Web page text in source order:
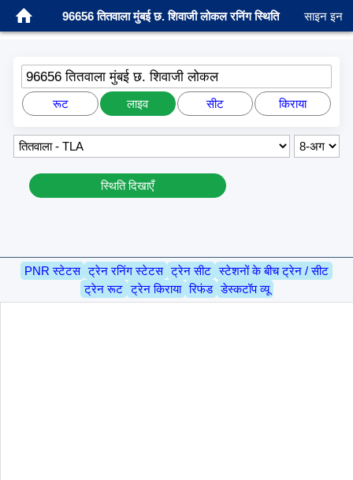
96656 तितवाला मुंबई छ. शिवाजी लोकल रनिंग स्थिति साइन इन
96656 तितवाला मुंबई छ. शिवाजी लोकल
रूट लाइव सीट किराया
स्थिति दिखाएँ
PNR स्टेटस ट्रेन रनिंग स्टेटस ट्रेन सीट स्टेशनों के बीच ट्रेन / सीट
ट्रेन रूट ट्रेन किराया रिफंड डेस्कटॉप व्यू